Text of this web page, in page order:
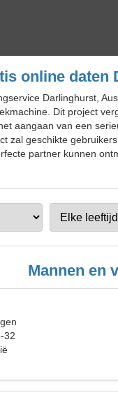
online daten
Darlinghurst,
Dit project
aangaan van een
zal geschikte
partner kunnen
Mannen en
32